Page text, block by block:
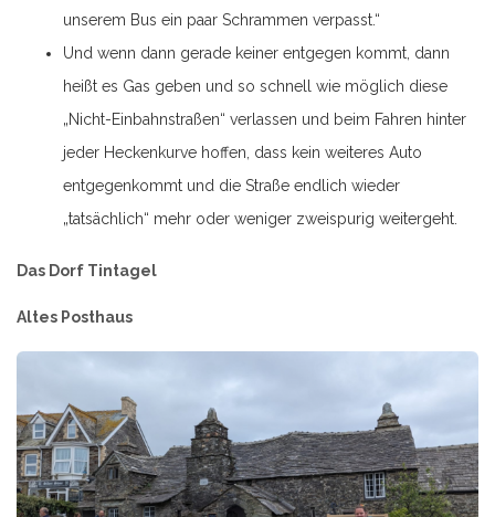
unserem Bus ein paar Schrammen verpasst.“
Und wenn dann gerade keiner entgegen kommt, dann
heißt es Gas geben und so schnell wie möglich diese
„Nicht-Einbahnstraßen“ verlassen und beim Fahren hinter
jeder Heckenkurve hoffen, dass kein weiteres Auto
entgegenkommt und die Straße endlich wieder
„tatsächlich“ mehr oder weniger zweispurig weitergeht.
Das Dorf Tintagel
Altes Posthaus